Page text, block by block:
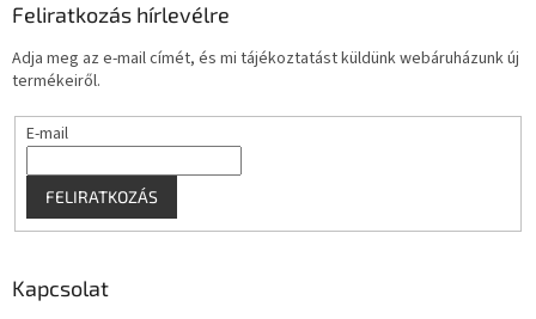
Feliratkozás hírlevélre
Adja meg az e-mail címét, és mi tájékoztatást küldünk webáruházunk új
termékeiről.
E-mail
FELIRATKOZÁS
Kapcsolat